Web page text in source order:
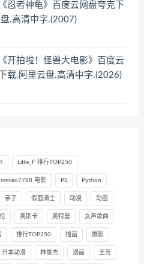
忍者神龟》百度云网盘夸克下
.高清中字.(2007)
开拍啦！怪兽大电影》百度云
载.阿里云盘.高清中字.(2026)
Litte_F 排行TOP250
mmiao7788 电影 PS Python
亲子 假面骑士 动漫 动画
奥斯卡 奥特曼 女声歌曲
排行TOP250 插画 摄影
日本动漫 林俊杰 漫画 王芳